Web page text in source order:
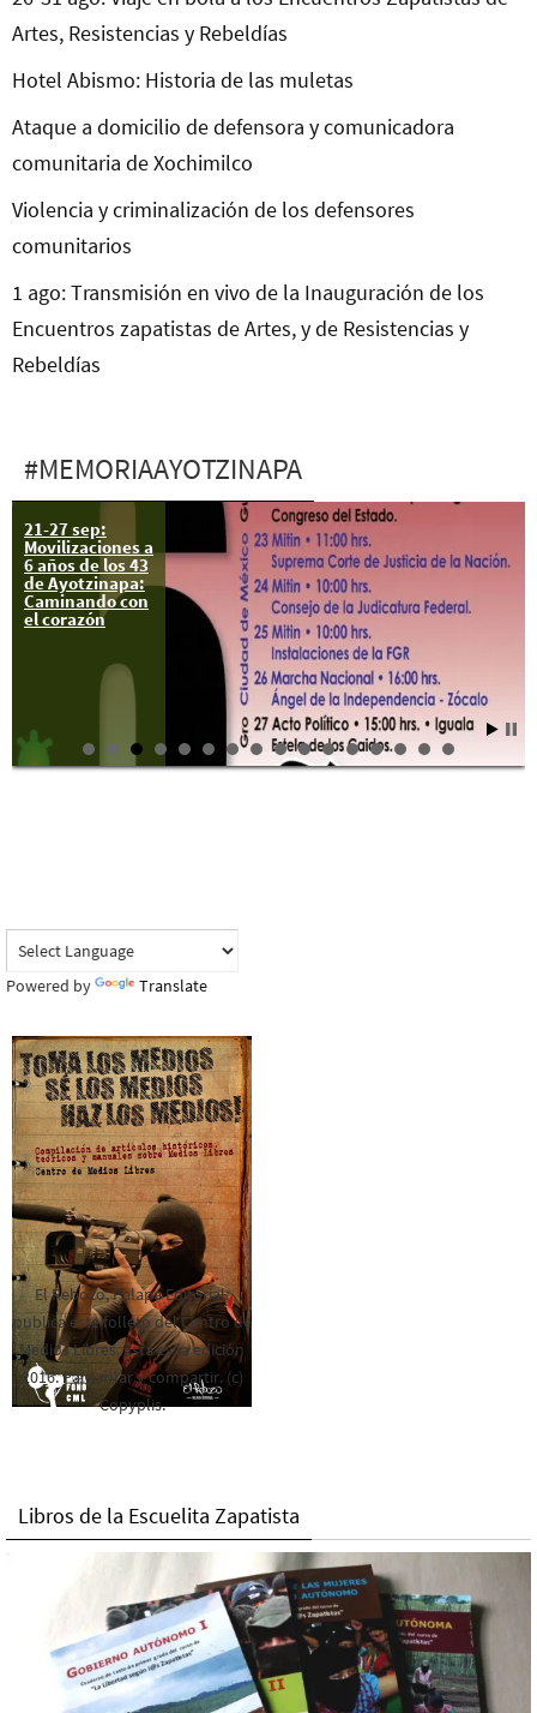
Artes, Resistencias y Rebeldías
Hotel Abismo: Historia de las muletas
Ataque a domicilio de defensora y comunicadora
comunitaria de Xochimilco
Violencia y criminalización de los defensores
comunitarios
1 ago: Transmisión en vivo de la Inauguración de los
Encuentros zapatistas de Artes, y de Resistencias y
Rebeldías
#MEMORIAAYOTZINAPA
21-27 sep:
Movilizaciones a
6 años de los 43
de Ayotzinapa:
Caminando con
el corazón
15 de mayo:
Inicio de la
Caravana 43
por Sudamérica
en la Ciudad de
México
Powered by Translate
El Rebozo, Palapa Editorial,
publica este folleto del Centro de
Medios Libres. Esta es la edición
2016. Para rolar y compartir. (c)
Copyplis.
Libros de la Escuelita Zapatista